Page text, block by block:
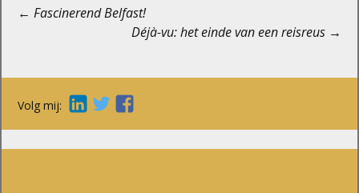
Berichtnavigatie
← Fascinerend Belfast!
Déjà-vu: het einde van een reisreus →
Volg mij: